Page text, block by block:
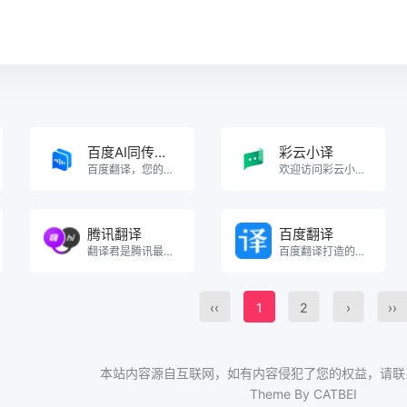
百度AI同传助手
百度翻译，您的掌上翻译专家。
彩云小译
欢迎访问彩云小译官网！我们提供高效准确的在线翻译工具，包括文字翻译、文档翻译、网页翻译、术语库、浏览。
腾讯翻译
翻译君是腾讯最新出品的实时会话翻译软件，支持中、英、日、韩等多门语言。具有精准语言识别，高效、免费等。
百度翻译
百度翻译打造的新一代AI大模型翻译平台，为用户提供翻译和阅读外文场景的一站式智能解决方案，包括AI翻。
‹‹ 1 2 › ››
本站内容源自互联网，如有内容侵犯了您的权益，请
Theme By CATBEI